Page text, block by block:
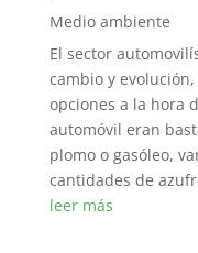
Medio ambiente
El sector
cambio y
opciones a la hora
automóvil eran
plomo o gasóleo,
cantidades de
leer más